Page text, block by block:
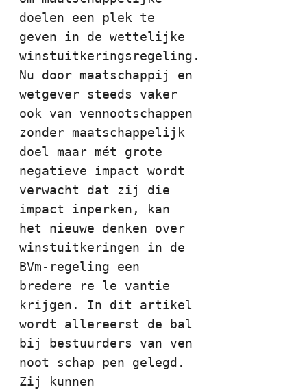
doelen een plek te
geven in de wettelijke
winstuitkeringsregeling.
Nu door maatschappij en
wetgever steeds vaker
ook van vennootschappen
zonder maatschappelijk
doel maar mét grote
negatieve impact wordt
verwacht dat zij die
impact inperken, kan
het nieuwe denken over
winstuitkeringen in de
BVm-regeling een
bredere re le vantie
krijgen. In dit artikel
wordt allereerst de bal
bij bestuurders van ven
noot schap pen gelegd.
Zij kunnen